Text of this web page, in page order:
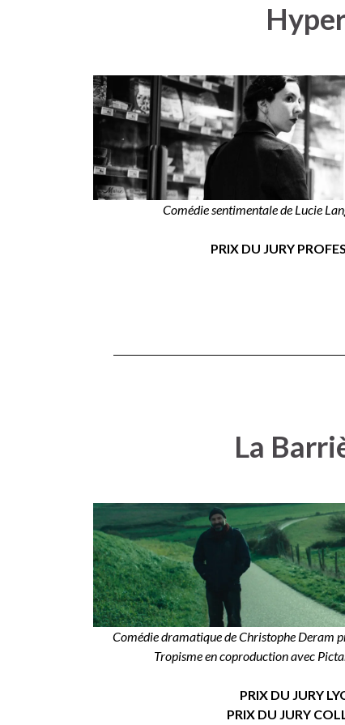
Comédie sentimentale de Lucie
PRIX DU JURY
La
Comédie dramatique de Christophe Deram
Tropisme en coproduction avec
PRIX DU JURY
PRIX DU JURY